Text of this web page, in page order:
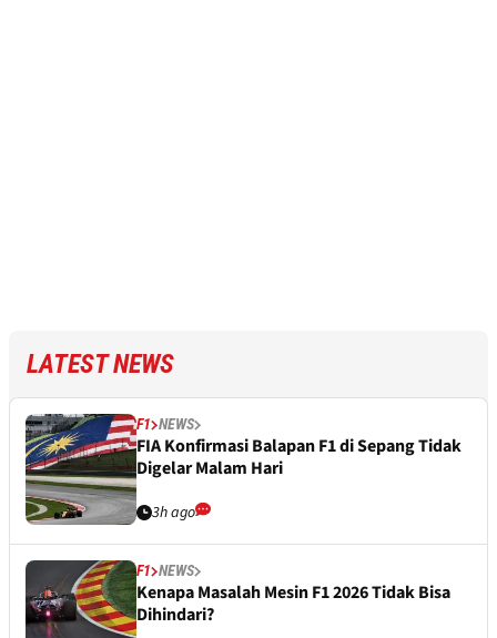
LATEST NEWS
F1 NEWS
FIA Konfirmasi Balapan F1 di Sepang Tidak
Digelar Malam Hari
3h ago
F1 NEWS
Kenapa Masalah Mesin F1 2026 Tidak Bisa
Dihindari?